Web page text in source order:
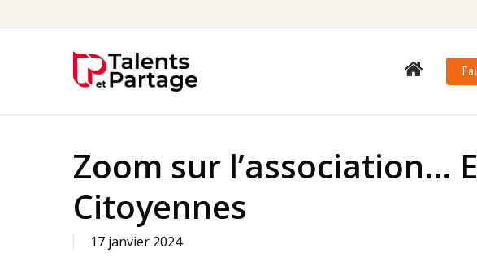
to
Zoom sur l’association…
Citoyennes
17 janvier 2024